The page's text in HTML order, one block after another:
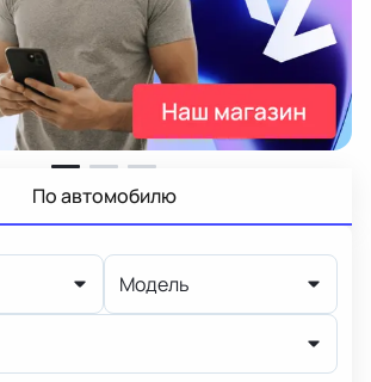
По автомобилю
Модель